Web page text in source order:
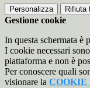
Personalizza Rifiuta
Gestione cookie
In questa schermata è
I cookie necessari
piattaforma e non è
Per conoscere quali
visionare la COOKIE